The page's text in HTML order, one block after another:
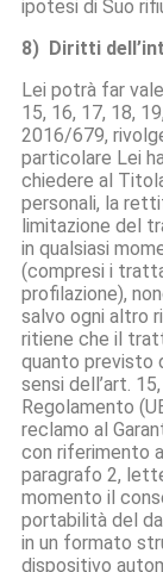
ipotesi di Suo
8) Diritti
Lei potrà far
15, 16, 17, 18,
2016/679,
particolare Lei
chiedere al
personali, la
limitazione del
in qualsiasi
(compresi i
profilazione),
salvo ogni altro
ritiene che il
quanto previsto
sensi dell’art.
Regolamento
reclamo al
con riferimento
paragrafo 2,
momento il
portabilità del
in un formato
dispositivo